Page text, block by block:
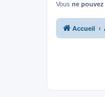
Vous ne pouvez
Accueil